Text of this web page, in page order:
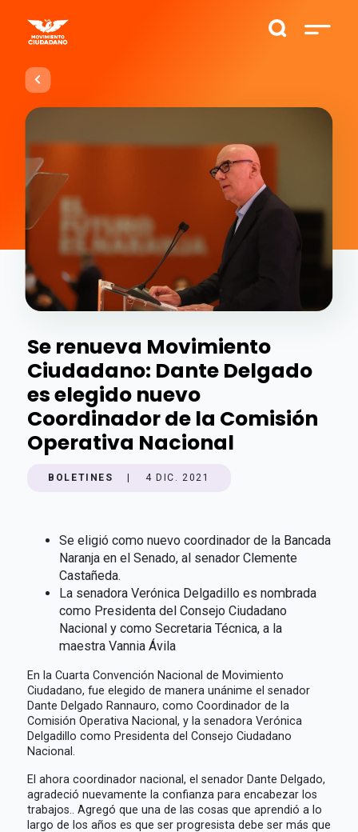
Se renueva Movimiento
Ciudadano: Dante Delgado
es elegido nuevo
Coordinador de la Comisión
Operativa Nacional
BOLETINES 4 DIC. 2021
Se eligió como nuevo coordinador de la Bancada
Naranja en el Senado, al senador Clemente
Castañeda.
La senadora Verónica Delgadillo es nombrada
como Presidenta del Consejo Ciudadano
Nacional y como Secretaria Técnica, a la
maestra Vannia Ávila
En la Cuarta Convención Nacional de Movimiento
Ciudadano, fue elegido de manera unánime el senador
Dante Delgado Rannauro, como Coordinador de la
Comisión Operativa Nacional, y la senadora Verónica
Delgadillo como Presidenta del Consejo Ciudadano
Nacional.
El ahora coordinador nacional, el senador Dante Delgado,
agradeció nuevamente la confianza para encabezar los
trabajos.. Agregó que una de las cosas que aprendió a lo
largo de los años es que ser progresista debe ser más que